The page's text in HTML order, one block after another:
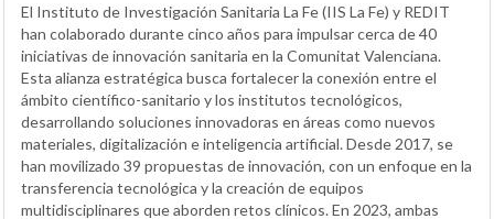
El Instituto de Investigación Sanitaria La Fe (IIS La Fe) y REDIT
han colaborado durante cinco años para impulsar cerca de 40
iniciativas de innovación sanitaria en la Comunitat Valenciana.
Esta alianza estratégica busca fortalecer la conexión entre el
ámbito científico-sanitario y los institutos tecnológicos,
desarrollando soluciones innovadoras en áreas como nuevos
materiales, digitalización e inteligencia artificial. Desde 2017, se
han movilizado 39 propuestas de innovación, con un enfoque en la
transferencia tecnológica y la creación de equipos
multidisciplinares que aborden retos clínicos. En 2023, ambas